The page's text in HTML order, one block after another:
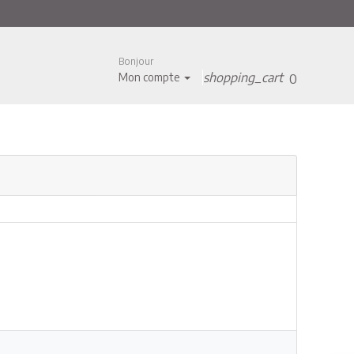
Bonjour
Mon compte shopping_cart 0